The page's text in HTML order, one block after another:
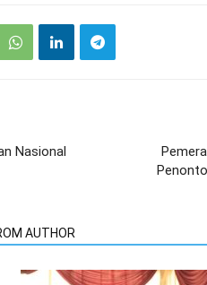
Nasional
AUTHOR